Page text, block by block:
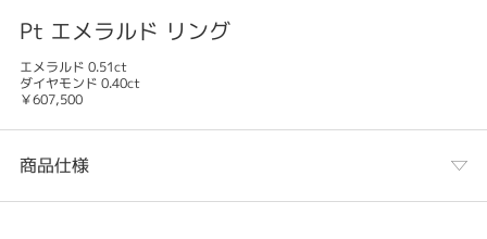
Pt エメラルド リング
エメラルド 0.51ct
ダイヤモンド 0.40ct
￥607,500
商品仕様